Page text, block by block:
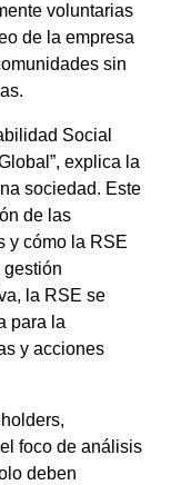
voluntarias
de la empresa
sin
Social
explica la
sociedad. Este
de las
y cómo la RSE
gestión
la RSE se
para la
y acciones
foco de análisis
deben